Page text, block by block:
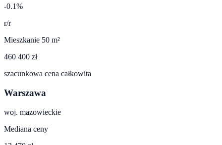
-0.1%
r/r
Mieszkanie 50 m²
460 400 zł
szacunkowa cena całkowita
Warszawa
woj. mazowieckie
Mediana ceny